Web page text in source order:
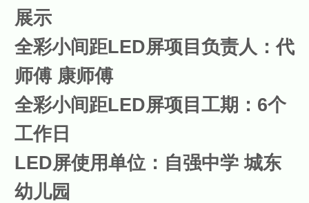
展示
全彩小间距LED屏项目负责人：代
师傅 康师傅
全彩小间距LED屏项目工期：6个
工作日
LED屏使用单位：自强中学 城东
幼儿园